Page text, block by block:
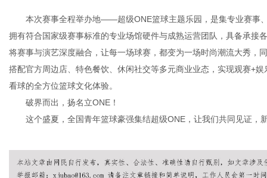
本次赛事全程举办地——超级ONE篮球主题乐园，是集专业赛事
拥有符合国家级赛事标准的专业场馆硬件与成熟运营团队，具备承接
将赛事与演艺深度融合，让每一场球赛，都变为一场时尚潮流大秀，
搭配官方周边店、特色餐饮、休闲社交等多元商业业态，实现观赛+
看球的全方位篮球文化体验。
破界而出，扬名立ONE！
这个盛夏，全国青年篮球豪强集结超级ONE，让我们共同见证，